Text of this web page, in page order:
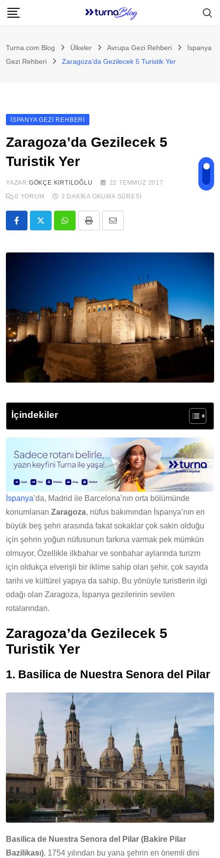
Skip
Turna.com Blog Ülkeler Avrupa Gezi Rehberi
İspanya
Gezi Rehberi
Zaragoza’da Gezilecek 5 Turistik Yer
İSPANYA GEZI REHBERI
Zaragoza’da Gezilecek 5
Turistik Yer
YAZAR:GÖKÇE KIRTILOĞLU
22 TEMMUZ 2017
0 YORUM 2 DAKIKA OKUMA SÜRESI
Whatsapp
Print
ile
İçindekiler
İspanya’da, Madrid ile Barcelona’nın orta bölümünde
konumlanan Zaragoza, nüfus bakımından İspanya’nın en
büyük beş şehri arasında fakat sokaklar çok sakin olduğu
için şehrin yoğun nüfusunun farkına varmak pek mümkün
olmuyor. Özellikle ilkbahar ve sonbahar aylarında turizm
için oldukça elverişli bir iklime sahip olan şehir, çok sayıda
tarihi ve kültürel yapıya da sahip. Bu yönüyle turistlerin ilgi
odağı olan Zaragoza, İspanya gezilerinin sevilen
rotalarından.
Zaragoza’da Gezilecek 5
Turistik Yer
1. Basilica de Nuestra Senora del Pilar
Basilica de Nuestra Senora del Pilar (Bakire Pilar
Bazilikası), 1754 yılından bu yana şehrin en önemli dini